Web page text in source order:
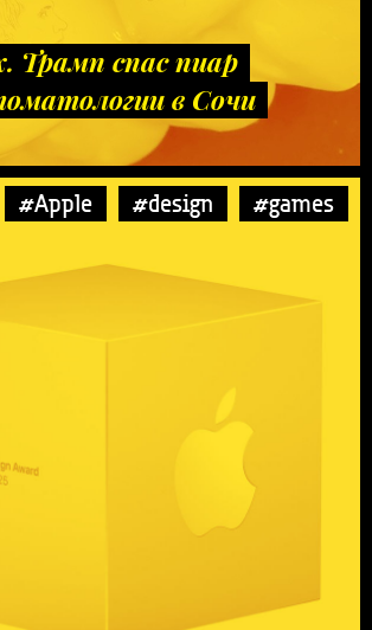
Трамп спас пиар
в Сочи
#Apple #design #games